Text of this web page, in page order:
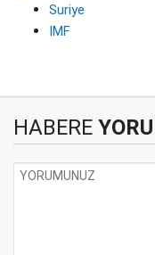
Suriye
IMF
HABERE